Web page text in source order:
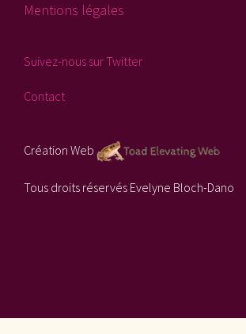
Mentions légales
Suivez-nous sur Twitter
Contact
Création Web
Tous droits réservés Evelyne Bloch-Dano